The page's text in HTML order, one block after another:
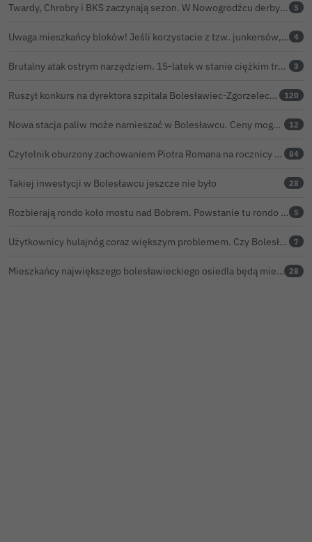
Twardy, Chrobry i BKS zaczynają sezon. W Nowogrodźcu derby i pomoc dla Jakuba w powrocie do zdrowia 5
Uwaga mieszkańcy bloków! Jeśli korzystacie z tzw. junkersów, przeczytajcie to koniecznie 4
Brutalny atak ostrym narzędziem. 15-latek w stanie ciężkim trafił do szpitala 3
Ruszył konkurs na dyrektora szpitala Bolesławiec-Zgorzelec. Rozstrzygnięcie już w czerwcu? 120
Nowa stacja paliw może namieszać w Bolesławcu. Ceny mogą być niższe nawet o 30 groszy na litrze 12
Czytelnik oburzony zachowaniem Piotra Romana na rocznicy prezydentury Karola Nawrockiego. Obejrzeliśmy nagranie 84
Takiej inwestycji w Bolesławcu jeszcze nie było 28
Rozbierają rondo koło mostu nad Bobrem. Powstanie tu rondo turbinowe 5
Użytkownicy hulajnóg coraz większym problemem. Czy Bolesławiec powinien pójść śladem Gniezna? 7
Mieszkańcy największego bolesławieckiego osiedla będą mieli nowy market 28